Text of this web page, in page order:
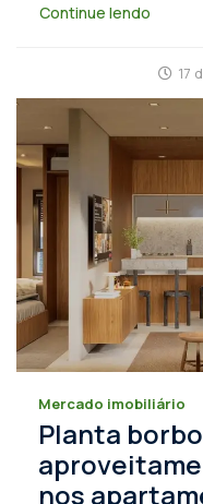
Continue lendo
17
Mercado imobiliário
Planta
nos